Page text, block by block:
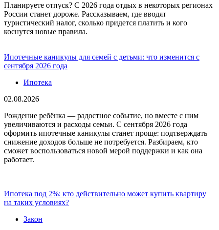
Планируете отпуск? С 2026 года отдых в некоторых регионах
России станет дороже. Рассказываем, где вводят
туристический налог, сколько придется платить и кого
коснутся новые правила.
Ипотечные каникулы для семей с детьми: что изменится с
сентября 2026 года
Ипотека
02.08.2026
Рождение ребёнка — радостное событие, но вместе с ним
увеличиваются и расходы семьи. С сентября 2026 года
оформить ипотечные каникулы станет проще: подтверждать
снижение доходов больше не потребуется. Разбираем, кто
сможет воспользоваться новой мерой поддержки и как она
работает.
Ипотека под 2%: кто действительно может купить квартиру
на таких условиях?
Закон